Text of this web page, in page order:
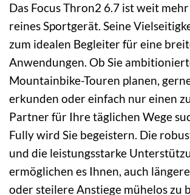
Das Focus Thron2 6.7 ist weit
reines Sportgerät. Seine
zum idealen Begleiter für eine
Anwendungen. Ob Sie
Mountainbike-Touren planen,
erkunden oder einfach nur einen
Partner für Ihre täglichen Wege
Fully wird Sie begeistern. Die
und die leistungsstarke
ermöglichen es Ihnen, auch
oder steilere Anstiege mühelos zu